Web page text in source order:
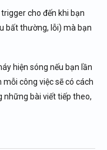
cho đến khi bạn
bất thường, lỗi) mà bạn
hiện sóng nếu bạn lần
công việc sẽ có cách
những bài viết tiếp theo,